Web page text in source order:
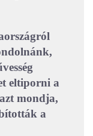
eltiporni a
mondja,
a